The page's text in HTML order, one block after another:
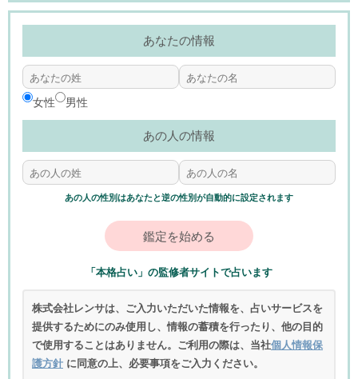
あなたの情報
女性 男性
あの人の情報
あの人の性別はあなたと逆の性別が自動的に設定されます
鑑定を始める
「本格占い」の監修者サイトで占います
株式会社レンサは、ご入力いただいた情報を、占いサービスを
提供するためにのみ使用し、情報の蓄積を行ったり、他の目的
で使用することはありません。ご利用の際は、当社個人情報保
護方針 に同意の上、必要事項をご入力ください。